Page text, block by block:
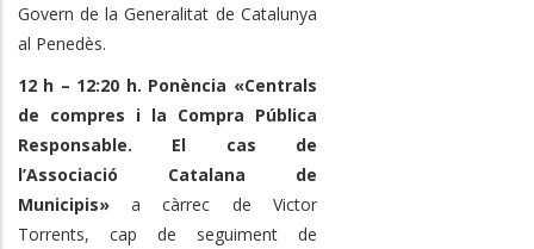
Govern de la Generalitat de Catalunya
al Penedès.
12 h – 12:20 h. Ponència «Centrals
de compres i la Compra Pública
Responsable. El cas de
l’Associació Catalana de
Municipis»a càrrec de Victor
Torrents, cap de seguiment de